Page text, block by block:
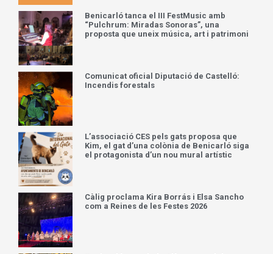
Benicarló tanca el III FestMusic amb
“Pulchrum: Miradas Sonoras”, una
proposta que uneix música, art i patrimoni
Comunicat oficial Diputació de Castelló:
Incendis forestals
L’associació CES pels gats proposa que
Kim, el gat d’una colònia de Benicarló siga
el protagonista d’un nou mural artístic
Càlig proclama Kira Borrás i Elsa Sancho
com a Reines de les Festes 2026